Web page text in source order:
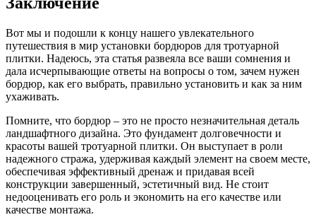
Вот мы и подошли к концу нашего увлекательного
путешествия в мир установки бордюров для тротуарной
плитки. Надеюсь, эта статья развеяла все ваши сомнения и
дала исчерпывающие ответы на вопросы о том, зачем нужен
бордюр, как его выбрать, правильно установить и как за ним
ухаживать.
Помните, что бордюр – это не просто незначительная деталь
ландшафтного дизайна. Это фундамент долговечности и
красоты вашей тротуарной плитки. Он выступает в роли
надежного стража, удерживая каждый элемент на своем месте,
обеспечивая эффективный дренаж и придавая всей
конструкции завершенный, эстетичный вид. Не стоит
недооценивать его роль и экономить на его качестве или
качестве монтажа.